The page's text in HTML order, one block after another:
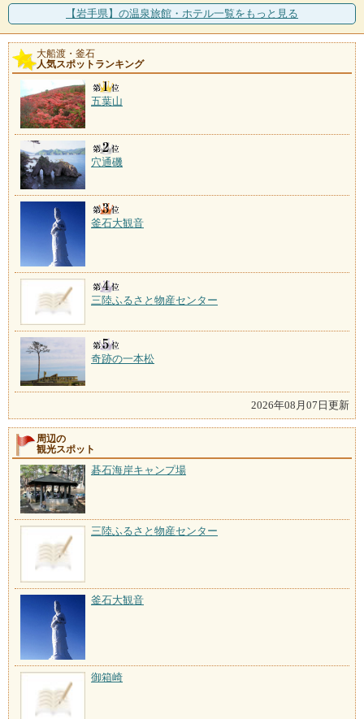
【岩手県】の温泉旅館・ホテル一覧をもっと見る
大船渡・釜石
人気スポットランキング
五葉山
穴通磯
釜石大観音
三陸ふるさと物産センター
奇跡の一本松
2026年08月07日更新
周辺の
観光スポット
碁石海岸キャンプ場
三陸ふるさと物産センター
釜石大観音
御箱崎